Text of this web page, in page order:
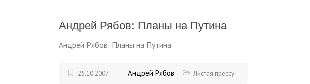
Андрей Рябов: Планы на Путина
Андрей Рябов: Планы на Путина
25.10.2007 Андрей Рябов Листая прессу